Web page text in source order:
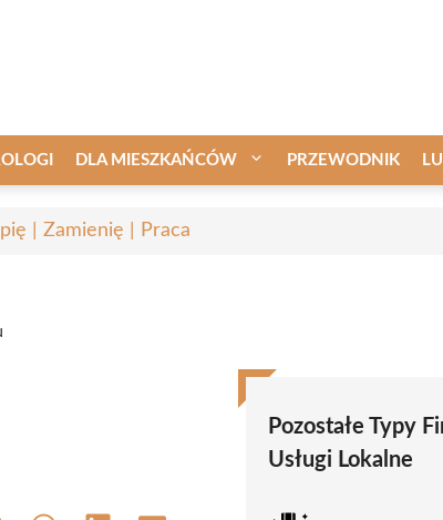
DLA MIESZKAŃCÓW PRZEWODNIK
| Zamienię | Praca
Pozostałe Typy
Usługi Lokalne